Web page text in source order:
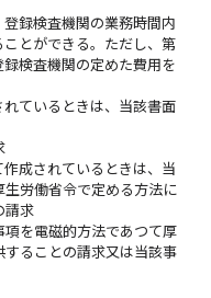
録検査機関の業務時間内
とができる。ただし、第
検査機関の定めた費用を
ているときは、当該書面
成されているときは、当
労働省令で定める方法に
請求
を電磁的方法であつて厚
ることの請求又は当該事